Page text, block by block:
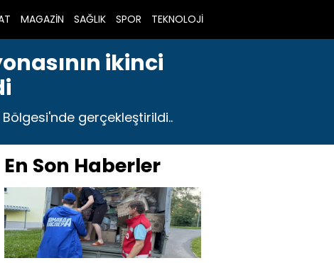
MAGAZİN SAĞLIK SPOR TEKNOLOJİ
ikinci
gerçekleştirildi..
En Son Haberler